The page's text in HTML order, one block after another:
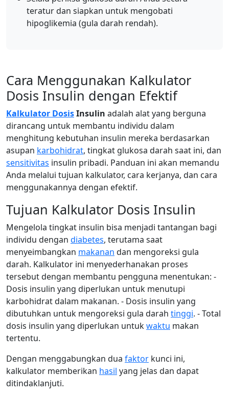
teratur dan siapkan untuk mengobati
hipoglikemia (gula darah rendah).
Cara Menggunakan Kalkulator
Dosis Insulin dengan Efektif
Kalkulator DosisInsulin adalah alat yang berguna
dirancang untuk membantu individu dalam
menghitung kebutuhan insulin mereka berdasarkan
asupan karbohidrat, tingkat glukosa darah saat ini, dan
sensitivitas insulin pribadi. Panduan ini akan memandu
Anda melalui tujuan kalkulator, cara kerjanya, dan cara
menggunakannya dengan efektif.
Tujuan Kalkulator Dosis Insulin
Mengelola tingkat insulin bisa menjadi tantangan bagi
individu dengan diabetes, terutama saat
menyeimbangkan makanan dan mengoreksi gula
darah. Kalkulator ini menyederhanakan proses
tersebut dengan membantu pengguna menentukan: -
Dosis insulin yang diperlukan untuk menutupi
karbohidrat dalam makanan. - Dosis insulin yang
dibutuhkan untuk mengoreksi gula darah tinggi. - Total
dosis insulin yang diperlukan untukwaktu makan
tertentu.
Dengan menggabungkan dua faktor kunci ini,
kalkulator memberikan hasil yang jelas dan dapat
ditindaklanjuti.